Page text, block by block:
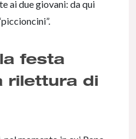
ai due giovani: da qui
festa
rilettura di